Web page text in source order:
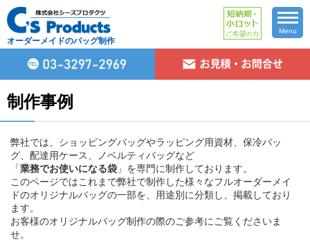
オーダーメイドのバッグ制作
Menu
制作事例
弊社では、ショッピングバッグやラッピング用資材、保冷バッ
グ、配達用ケース、ノベルティバッグなど
「業務でお使いになる袋 」を専門に制作しております。
このページではこれまで弊社で制作した様々なフルオーダーメイ
ドのオリジナルバッグの一部を、用途別に分類し、掲載しており
ます。
お客様のオリジナルバッグ制作の際のご参考にご覧くださいま
せ。